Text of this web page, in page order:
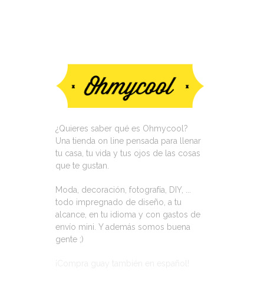
¿Quieres saber qué es Ohmycool?
Una tienda on line pensada para llenar
tu casa, tu vida y tus ojos de las cosas
que te gustan.
Moda, decoración, fotografía, DIY, ...
todo impregnado de diseño, a tu
alcance, en tu idioma y con gastos de
envío mini. Y además somos buena
gente ;)